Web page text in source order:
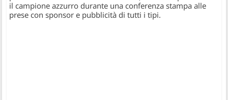
il campione azzurro durante una conferenza stampa alle
prese con sponsor e pubblicità di tutti i tipi.